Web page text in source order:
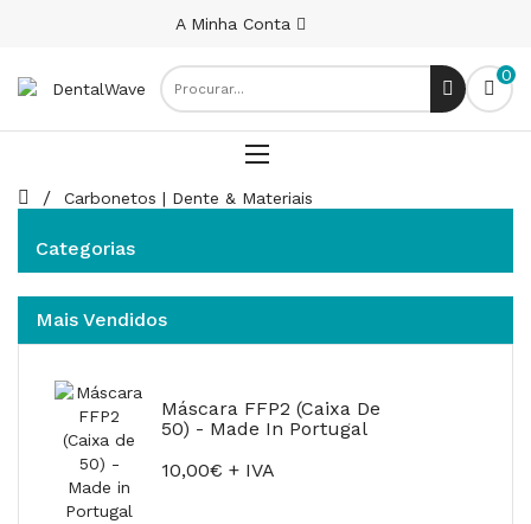
A Minha Conta
0
Carbonetos | Dente & Materiais
Categorias
Mais Vendidos
Máscara FFP2 (Caixa De
50) - Made In Portugal
10,00€ + IVA